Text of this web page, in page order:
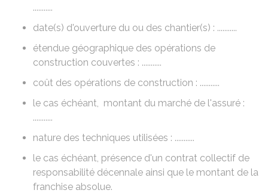
...........
date(s) d'ouverture du ou des chantier(s) : ...........
étendue géographique des opérations de
construction couvertes : ...........
coût des opérations de construction : ...........
le cas échéant, montant du marché de l'assuré :
...........
nature des techniques utilisées : ...........
le cas échéant, présence d'un contrat collectif de
responsabilité décennale ainsi que le montant de la
franchise absolue.